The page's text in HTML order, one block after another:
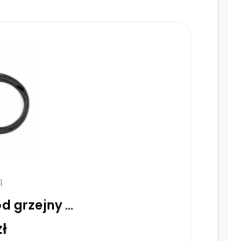
THERMOVAL Przewód grzejny TV TS 6 m 90 W